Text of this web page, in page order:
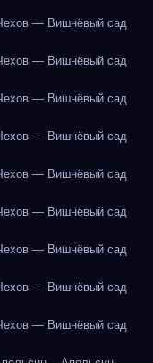
— Вишнёвый сад
— Вишнёвый сад
— Вишнёвый сад
— Вишнёвый сад
— Вишнёвый сад
— Вишнёвый сад
— Вишнёвый сад
— Вишнёвый сад
— Вишнёвый сад